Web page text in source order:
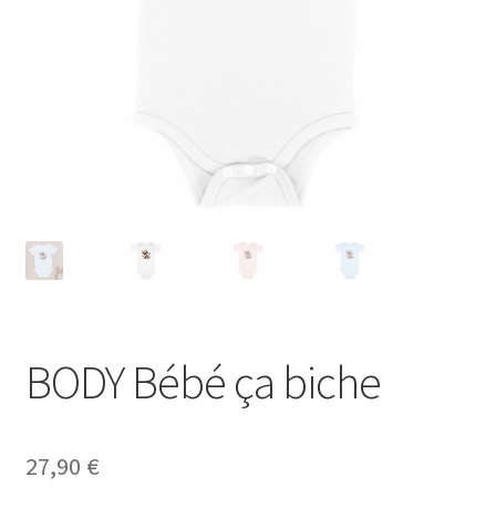
BODY Bébé ça biche
27,90 €